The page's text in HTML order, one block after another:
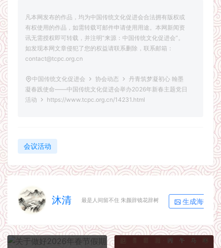
凡本网发布的作品，均为中国传统文化促进会合法拥有版权或
有权使用的作品，如需转载可邮件申请使用用途。本网新闻资
讯无需授权即可转载，并注明“来源：中国传统文化促进会”。
如发现本网文章侵犯了您的权益请联系删除，联系邮箱：
contact@tcpc.org.cn
中国传统文化促进会 协会动态
丹青筑梦凝初心 翰墨
凝春践使命——中国传统文化促进会举办2026年新春主题党日
活动
https://www.tcpc.org.cn/14231.html
会议活动
沐清 最是人间留不住 朱颜辞镜花辞树 生成海报